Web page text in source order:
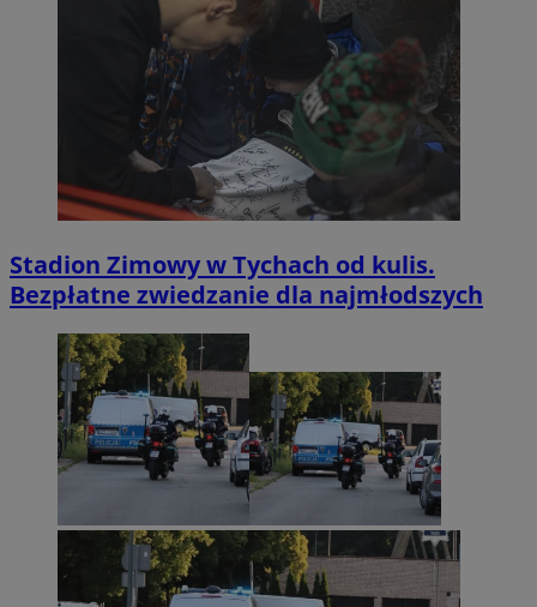
Stadion Zimowy w Tychach od kulis.
Bezpłatne zwiedzanie dla najmłodszych